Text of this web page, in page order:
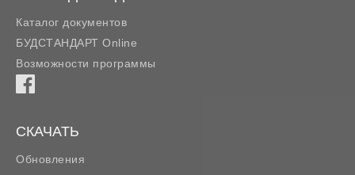
Каталог документов
БУДСТАНДАРТ Online
Возможности программы
СКАЧАТЬ
Обновления